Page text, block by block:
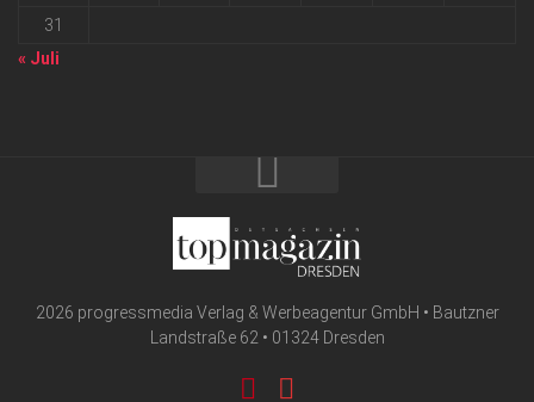
31
« Juli
2026 progressmedia Verlag & Werbeagentur GmbH • Bautzner
Landstraße 62 • 01324 Dresden